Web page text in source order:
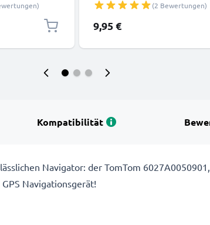
Datenkabel
GPS Navigator - Mini USB
2A / 2000mA Ladekabel 1,2m -
Netzteil, Steckdose
(2 Bewertungen)
9,95 €
Kompatibilität
Navigator: der TomTom
Navigationsgerät!